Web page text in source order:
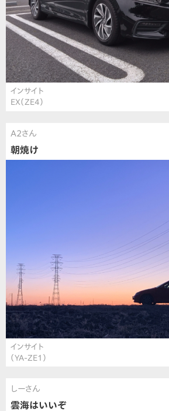
インサイト
EX（ZE4）
A2さん
朝焼け
インサイト
（YA-ZE1）
しーさん
雲海はいいぞ